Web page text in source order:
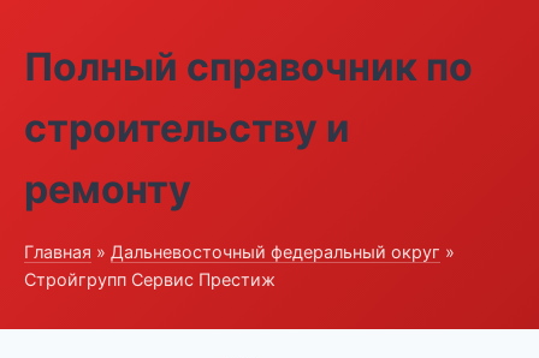
Полный справочник по
строительству и
ремонту
Главная » Дальневосточный федеральный округ »
Стройгрупп Сервис Престиж